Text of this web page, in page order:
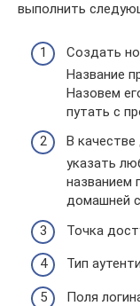
выполнить
Создать
Название
Назовем
путать с
В
указать
названием
домашней
Точка
Тип
Поля